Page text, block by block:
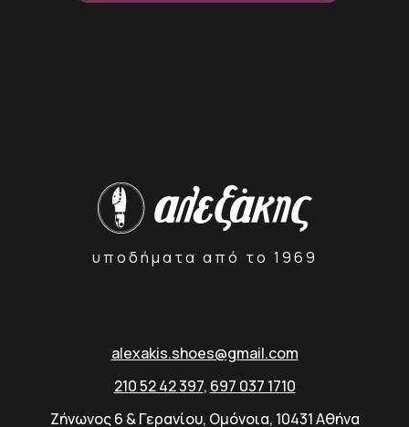
υποδήματα από το 1969
alexakis.shoes@gmail.com
210 52 42 397, 697 037 1710
Ζήνωνος 6 & Γερανίου, Ομόνοια, 10431 Αθήνα